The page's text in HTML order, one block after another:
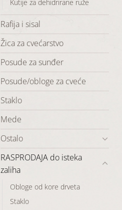
Kutije za dehidrirane ruže
Rafija i sisal
Žica za cvećarstvo
Posude za sunđer
Posude/obloge za cveće
Staklo
Mede
Ostalo
RASPRODAJA do isteka
zaliha
Obloge od kore drveta
Staklo